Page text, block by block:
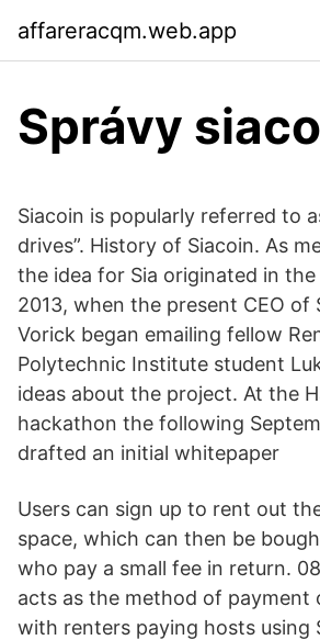
affareracqm.web.app
Správy
Siacoin is popularly referred to
drives”. History of Siacoin. As
the idea for Sia originated in
2013, when the present CEO of
Vorick began emailing fellow
Polytechnic Institute student
ideas about the project. At the
hackathon the following
drafted an initial whitepaper
Users can sign up to rent out
space, which can then be
who pay a small fee in return.
acts as the method of payment
with renters paying hosts using